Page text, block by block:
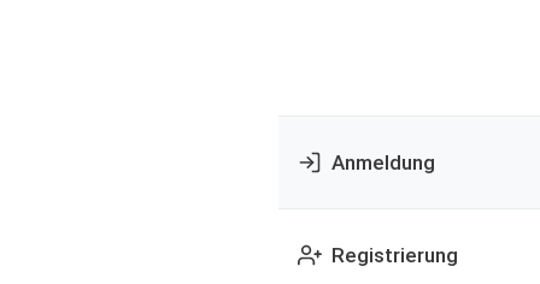
Anmeldung
Registrierung